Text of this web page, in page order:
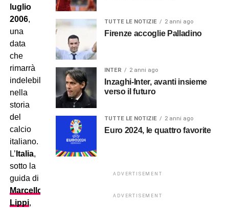
luglio
2006,
una
data
che
rimarrà
indelebile
nella
storia
del
calcio
italiano.
L’ Italia,
sotto la
guida di
Marcello
Lippi,
TUTTE LE NOTIZIE 2 anni ago
Firenze accoglie Palladino
INTER 2 anni ago
Inzaghi-Inter, avanti insieme
verso il futuro
TUTTE LE NOTIZIE 2 anni ago
Euro 2024, le quattro favorite
ADVERTISEMENT
ADVERTISEMENT